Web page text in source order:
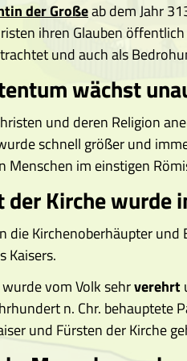
der Großeab dem Jahr
ihren Glauben
und auch als
wächst
und deren Religion
schnell größer und
Menschen im einstigen
der Kirche wurde
die Kirchenoberhäupter
Kaisers.
vom Volk sehrverehrt
n. Chr. behauptete
und Fürsten der Kirche